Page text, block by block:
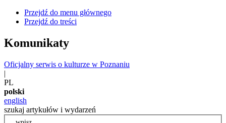
Przejdź do menu głównego
Przejdź do treści
Komunikaty
Oficjalny serwis o kulturze w Poznaniu
|
PL
polski
english
szukaj artykułów i wydarzeń